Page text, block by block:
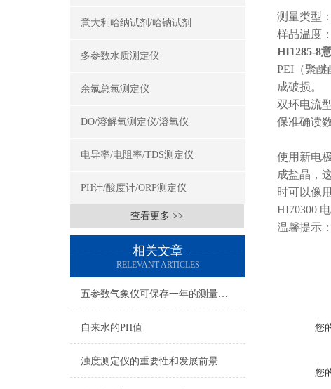
意大利哈纳试剂/哈钠试剂
多参数水质测定仪
余氯总氯测定仪
DO/溶解氧测定仪/溶氧仪
电导率/电阻率/TDS测定仪
PH计/酸度计/ORP测定仪
查看更多 >>
相关文章
RELEVANT ARTICLES
五参数气象仪可保存一年的测量数据
自来水的PH值
浊度测定仪的重要性和发展前景
测量类型
样品温度
HI1285-8
PEI（聚
成破损。
双环电流
保准确读数
使用新电
成盐晶，
时可以像
HI70300
温馨提示
您
您